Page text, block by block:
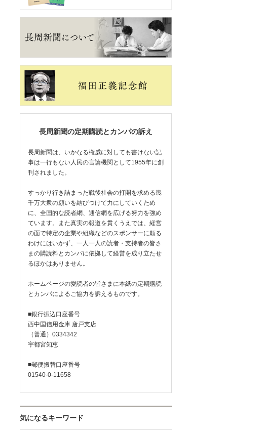
長周新聞の定期購読とカンパの訴え
長周新聞は、いかなる権威に対しても書けない記
事は一行もない人民の言論機関として1955年に創
刊されました。
すっかり行き詰まった戦後社会の打開を求める幾
千万大衆の願いを結びつけて力にしていくため
に、全国的な読者網、通信網を広げる努力を強め
ています。また真実の報道を貫くうえでは、経営
の面で特定の企業や組織などのスポンサーに頼る
わけにはいかず、一人一人の読者・支持者の皆さ
まの購読料とカンパに依拠して経営を成り立たせ
るほかはありません。
ホームページの愛読者の皆さまに本紙の定期購読
とカンパによるご協力を訴えるものです。
■銀行振込口座番号
西中国信用金庫 唐戸支店
（普通）0334342
宇都宮知恵
■郵便振替口座番号
01540-0-11658
気になるキーワード